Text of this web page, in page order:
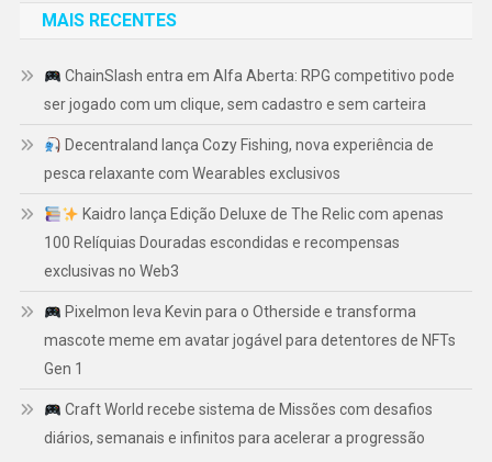
MAIS RECENTES
ChainSlash entra em Alfa Aberta: RPG competitivo pode
ser jogado com um clique, sem cadastro e sem carteira
Decentraland lança Cozy Fishing, nova experiência de
pesca relaxante com Wearables exclusivos
Kaidro lança Edição Deluxe de The Relic com apenas
100 Relíquias Douradas escondidas e recompensas
exclusivas no Web3
Pixelmon leva Kevin para o Otherside e transforma
mascote meme em avatar jogável para detentores de NFTs
Gen 1
Craft World recebe sistema de Missões com desafios
diários, semanais e infinitos para acelerar a progressão